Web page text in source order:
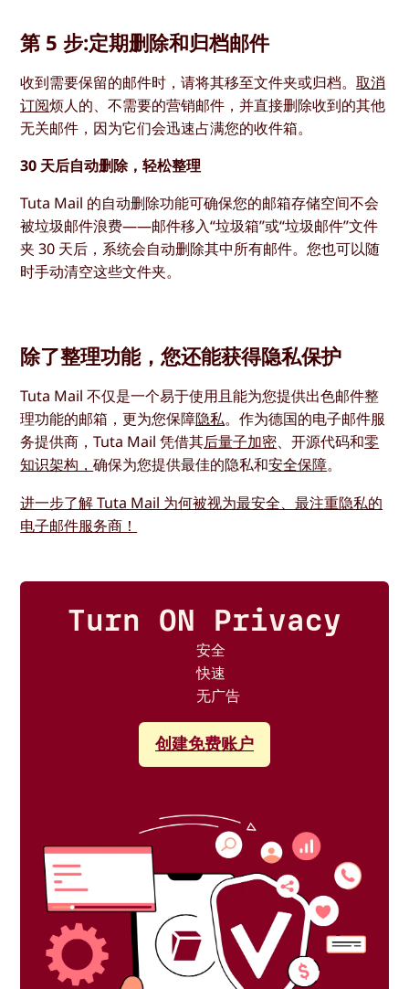
第 5 步:定期删除和归档邮件
收到需要保留的邮件时，请将其移至文件夹或归档。取消
订阅烦人的、不需要的营销邮件，并直接删除收到的其他
无关邮件，因为它们会迅速占满您的收件箱。
30 天后自动删除，轻松整理
Tuta Mail 的自动删除功能可确保您的邮箱存储空间不会
被垃圾邮件浪费——邮件移入“垃圾箱”或“垃圾邮件”文件
夹 30 天后，系统会自动删除其中所有邮件。您也可以随
时手动清空这些文件夹。
除了整理功能，您还能获得隐私保护
Tuta Mail 不仅是一个易于使用且能为您提供出色邮件整
理功能的邮箱，更为您保障隐私。作为德国的电子邮件服
务提供商，Tuta Mail 凭借其后量子加密、开源代码和零
知识架构，确保为您提供最佳的隐私和安全保障。
进一步了解 Tuta Mail 为何被视为最安全、最注重隐私的
电子邮件服务商！
Turn ON Privacy
安全
快速
无广告
创建免费账户